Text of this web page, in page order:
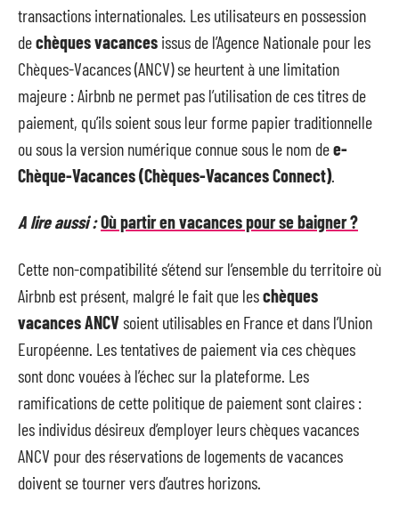
transactions internationales. Les utilisateurs en possession
dechèques vacances issus de l’Agence Nationale pour les
Chèques-Vacances (ANCV) se heurtent à une limitation
majeure : Airbnb ne permet pas l’utilisation de ces titres de
paiement, qu’ils soient sous leur forme papier traditionnelle
ou sous la version numérique connue sous le nom dee-
Chèque-Vacances (Chèques-Vacances Connect).
A lire aussi :Où partir en vacances pour se baigner ?
Cette non-compatibilité s’étend sur l’ensemble du territoire où
Airbnb est présent, malgré le fait que leschèques
vacances ANCVsoient utilisables en France et dans l’Union
Européenne. Les tentatives de paiement via ces chèques
sont donc vouées à l’échec sur la plateforme. Les
ramifications de cette politique de paiement sont claires :
les individus désireux d’employer leurs chèques vacances
ANCV pour des réservations de logements de vacances
doivent se tourner vers d’autres horizons.